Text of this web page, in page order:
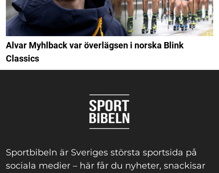
Alvar Myhlback var överlägsen i norska Blink
Classics
Sportbibeln är Sveriges största sportsida på
sociala medier – här får du nyheter, snackisar